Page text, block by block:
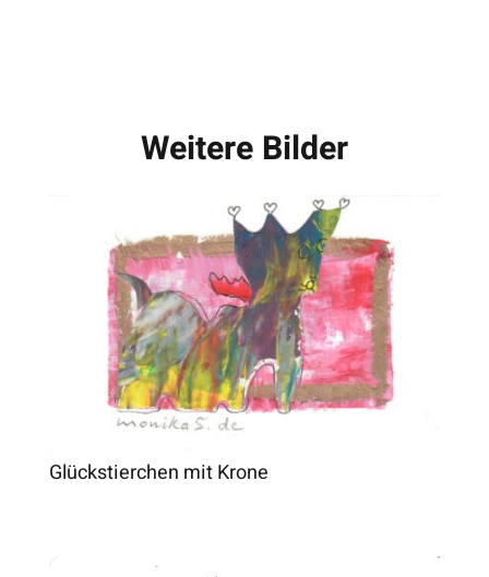
Weitere Bilder
Glückstierchen mit Krone